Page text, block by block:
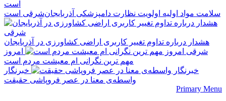
سلامت مواد اولیه اولویت نظارت دامپزشکی آذربایجان‌شرقی است
هشدار درباره تداوم تغییر کاربری اراضی کشاورزی در آذربایجان
شرقی
امروز
مهم‌ ترین نگرانی‌ ام معیشت مردم است
خبرنگار
واسطه‌ی معنا در عصر فروپاشی حقیقت
Primary Menu